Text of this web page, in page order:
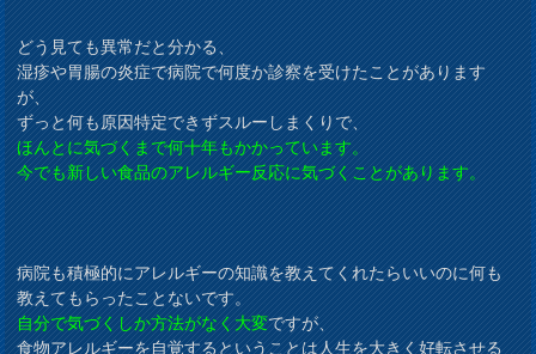
どう見ても異常だと分かる、
湿疹や胃腸の炎症で病院で何度か診察を受けたことがあります
が、
ずっと何も原因特定できずスルーしまくりで、
ほんとに気づくまで何十年もかかっています。
今でも新しい食品のアレルギー反応に気づくことがあります。
病院も積極的にアレルギーの知識を教えてくれたらいいのに何も
教えてもらったことないです。
自分で気づくしか方法がなく大変ですが、
食物アレルギーを自覚するということは人生を大きく好転させる